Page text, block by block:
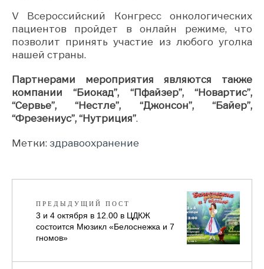
V Всероссийский Конгресс онкологических
пациентов пройдет в онлайн режиме, что
позволит принять участие из любого уголка
нашей страны.
Партнерами мероприятия являются также
компании “Биокад”, “Пфайзер”, “Новартис”,
“Сервье”, “Нестле”, “Джонсон”, “Байер”,
“Фрезениус”, “Нутриция”.
Метки: здравоохранение
ПРЕДЫДУЩИЙ ПОСТ
3 и 4 октября в 12.00 в ЦДКЖ
состоится Мюзикл «Белоснежка и 7
гномов»